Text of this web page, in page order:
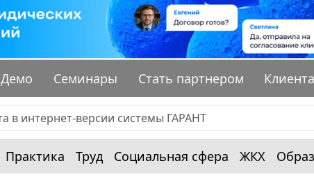
Демо Семинары Стать партнером
Практика Труд Социальная сфера ЖКХ